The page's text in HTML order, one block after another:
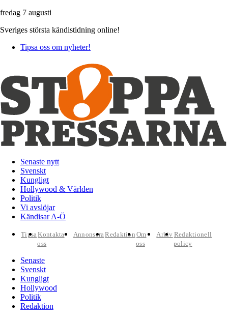
fredag 7 augusti
Sveriges största kändistidning online!
Tipsa oss om nyheter!
Senaste nytt
Svenskt
Kungligt
Hollywood & Världen
Politik
Vi avslöjar
Kändisar A-Ö
TipsaKontakta
oss
AnnonseraRedaktion Om
oss
Arkiv Redaktionell
policy
Senaste
Svenskt
Kungligt
Hollywood
Politik
Redaktion